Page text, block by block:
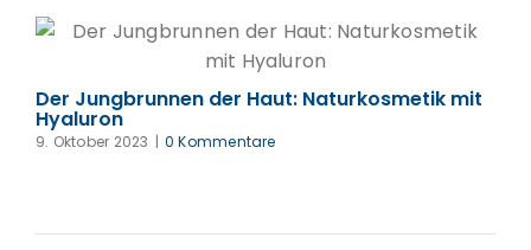
Der Jungbrunnen der Haut: Naturkosmetik mit
Hyaluron
9. Oktober 2023 | 0 Kommentare